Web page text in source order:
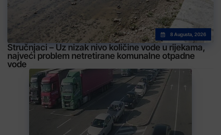
8 Augusta, 2026
Stručnjaci – Uz nizak nivo količine vode u rijekama,
najveći problem netretirane komunalne otpadne
vode